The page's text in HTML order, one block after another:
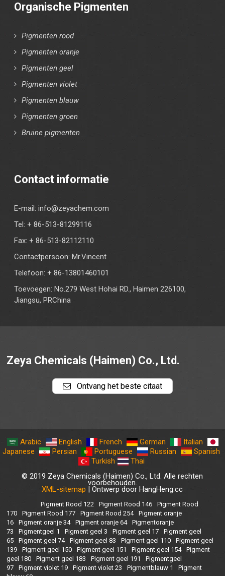
Organische Pigmenten
Pigmenten rood
Pigmenten oranje
Pigmenten geel
Pigmenten violet
Pigmenten blauw
Pigmenten groen
Bruine pigmenten
Contact informatie
E-mail:info@zeyachem.com
Tel: + 86-513-81299116
Fax: + 86-513-82112110
Contactpersoon: Mr.Vincent
Telefoon: + 86-13801460101
Toevoegen: No.279 West Hohai RD., Haimen 226100,
Jiangsu, PRChina
Zeya Chemicals (Haimen) Co., Ltd.
Ontvang het beste citaat
Arabic English French German
Italian
Japanese
Persian Portuguese Russian
Spanish
Turkish
Thai
© 2019 Zeya Chemicals (Haimen) Co., Ltd. Alle rechten
voorbehouden.
XML-sitemap | Ontwerp door HangHeng.cc
Pigment Rood 122 Pigment Rood 146
Pigment Rood
170
Pigment Rood 177 Pigment Rood 254
Pigment oranje
16
Pigment oranje 34 Pigment oranje 64
Pigmentoranje
73
Pigmentgeel 1 Pigment geel 3 Pigment geel 17
Pigment geel
65
Pigment geel 74 Pigment geel 83 Pigment geel 110
Pigment geel
139
Pigment geel 150 Pigment geel 151 Pigment geel 154
Pigment
geel 180
Pigment geel 183 Pigment geel 191
Pigmentgeel
97
Pigment violet 19 Pigment violet 23 Pigmentblauw 1
Pigment